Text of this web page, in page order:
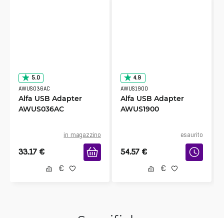
5.0
AWUS036AC
Alfa USB Adapter
AWUS036AC
in magazzino
33.17 €
4.9
AWUS1900
Alfa USB Adapter
AWUS1900
esaurito
54.57 €